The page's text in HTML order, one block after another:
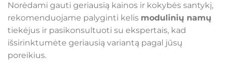
Norėdami gauti geriausią kainos ir kokybės santykį,
rekomenduojame palyginti kelis modulinių namų
tiekėjus ir pasikonsultuoti su ekspertais, kad
išsirinktumėte geriausią variantą pagal jūsų
poreikius.